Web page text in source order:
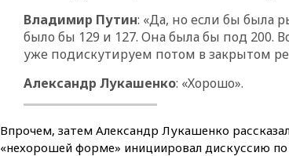
Владимир Путин: «Да, но если бы была
было бы 129 и 127. Она была бы под 200.
уже подискутируем потом в закрытом
Александр Лукашенко: «Хорошо».
Впрочем, затем Александр Лукашенко
«нехорошей форме» инициировал дискуссию по